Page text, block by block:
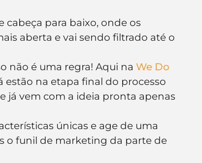
para baixo, onde os
aberta e vai sendo filtrado até o
não é uma regra! Aqui na We Do
estão na etapa final do processo
já vem com a ideia pronta apenas
únicas e age de uma
o funil de marketing da parte de